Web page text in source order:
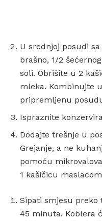
U srednjoj posudi
brašno, 1/2
soli. Obrišite u 2
mleka. Kombinujte
pripremljenu
Ispraznite
Dodajte trešnje u
Grejanje, a ne
pomoću
1 kašičicu
Sipati smjesu preko
45 minuta. Koblera